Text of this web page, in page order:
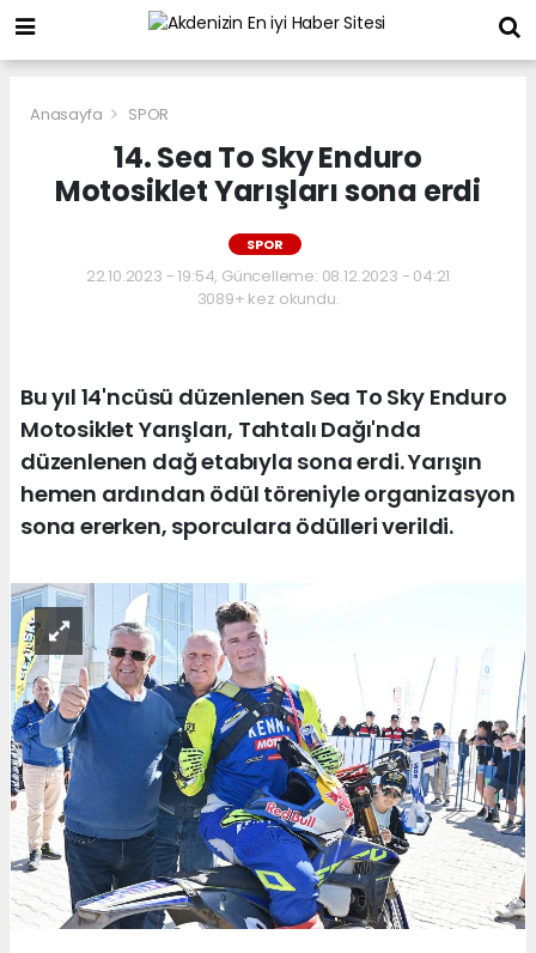
Anasayfa SPOR
14. Sea To Sky Enduro
Motosiklet Yarışları sona erdi
SPOR
22.10.2023 - 19:54, Güncelleme: 08.12.2023 - 04:21
3089+ kez okundu.
Bu yıl 14'ncüsü düzenlenen Sea To Sky Enduro
Motosiklet Yarışları, Tahtalı Dağı'nda
düzenlenen dağ etabıyla sona erdi. Yarışın
hemen ardından ödül töreniyle organizasyon
sona ererken, sporculara ödülleri verildi.